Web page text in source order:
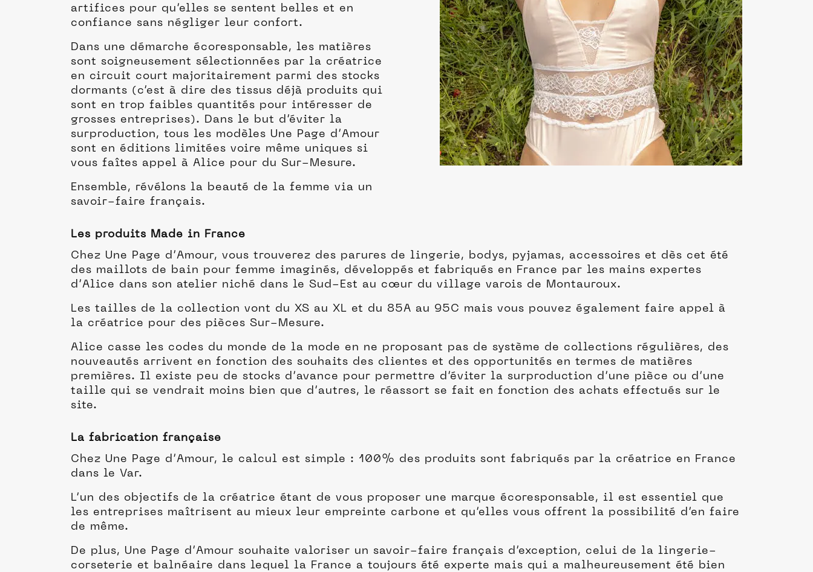
artifices pour qu’elles se sentent belles et en
confiance sans négliger leur confort.
Dans une démarche écoresponsable, les matières
sont soigneusement sélectionnées par la créatrice
en circuit court majoritairement parmi des stocks
dormants (c’est à dire des tissus déjà produits qui
sont en trop faibles quantités pour intéresser de
grosses entreprises). Dans le but d’éviter la
surproduction, tous les modèles Une Page d’Amour
sont en éditions limitées voire même uniques si
vous faîtes appel à Alice pour du Sur-Mesure.
Ensemble, révélons la beauté de la femme via un
savoir-faire français.
Les produits Made in France
Chez Une Page d’Amour, vous trouverez des parures de lingerie, bodys, pyjamas, accessoires et dès cet été
des maillots de bain pour femme imaginés, développés et fabriqués en France par les mains expertes
d’Alice dans son atelier niché dans le Sud-Est au cœur du village varois de Montauroux.
Les tailles de la collection vont du XS au XL et du 85A au 95C mais vous pouvez également faire appel à
la créatrice pour des pièces Sur-Mesure.
Alice casse les codes du monde de la mode en ne proposant pas de système de collections régulières, des
nouveautés arrivent en fonction des souhaits des clientes et des opportunités en termes de matières
premières. Il existe peu de stocks d’avance pour permettre d’éviter la surproduction d’une pièce ou d’une
taille qui se vendrait moins bien que d’autres, le réassort se fait en fonction des achats effectués sur le
site.
La fabrication française
Chez Une Page d’Amour, le calcul est simple : 100% des produits sont fabriqués par la créatrice en France
dans le Var.
L’un des objectifs de la créatrice étant de vous proposer une marque écoresponsable, il est essentiel que
les entreprises maîtrisent au mieux leur empreinte carbone et qu’elles vous offrent la possibilité d’en faire
de même.
De plus, Une Page d’Amour souhaite valoriser un savoir-faire français d’exception, celui de la lingerie-
corseterie et balnéaire dans lequel la France a toujours été experte mais qui a malheureusement été bien